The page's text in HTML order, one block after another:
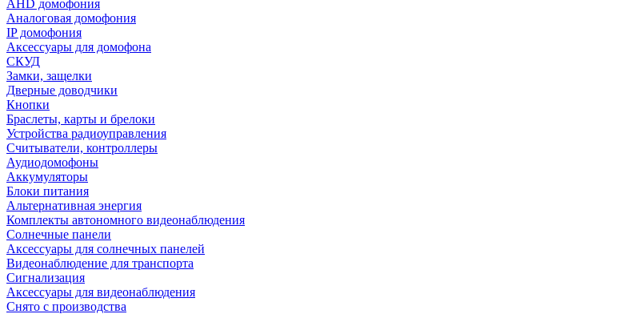
AHD домофония
Аналоговая домофония
IP домофония
Аксессуары для домофона
СКУД
Замки, защелки
Дверные доводчики
Кнопки
Браслеты, карты и брелоки
Устройства радиоуправления
Считыватели, контроллеры
Аудиодомофоны
Аккумуляторы
Блоки питания
Альтернативная энергия
Комплекты автономного видеонаблюдения
Солнечные панели
Аксессуары для солнечных панелей
Видеонаблюдение для транспорта
Сигнализация
Аксессуары для видеонаблюдения
Снято с производства